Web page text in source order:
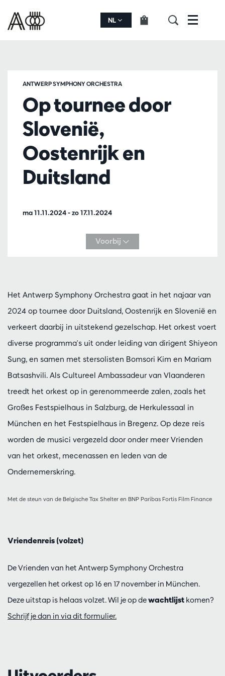
NL Menu
Op tournee door
Slovenië,
Oostenrijk en
Duitsland
ANTWERP SYMPHONY ORCHESTRA
ma 11.11.2024-zo 17.11.2024
Voorbij
Het Antwerp Symphony Orchestra gaat in het najaar van
2024 op tournee door Duitsland, Oostenrijk en Slovenië en
verkeert daarbij in uitstekend gezelschap. Het orkest voert
diverse programma's uit onder leiding van dirigent Shiyeon
Sung, en samen met stersolisten Bomsori Kim en Mariam
Batsashvili. Als Cultureel Ambassadeur van Vlaanderen
treedt het orkest op in gerenommeerde zalen, zoals het
Großes Festspielhaus in Salzburg, de Herkulessaal in
München en het Festspielhaus in Bregenz. Op deze reis
worden de musici vergezeld door onder meer Vrienden
van het orkest, mecenassen en leden van de
Ondernemerskring.
Met de steun van de Belgische Tax Shelter en BNP Paribas Fortis Film Finance
Vriendenreis (volzet)
De Vrienden van het Antwerp Symphony Orchestra
vergezellen het orkest op 16 en 17 november in München.
Deze uitstap is helaas volzet. Wil je op dewachtlijst komen?
Schrijf je dan in via dit formulier.